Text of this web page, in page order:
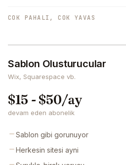
COK PAHALI, COK YAVAS
Sablon Olusturucular
Wix, Squarespace vb.
$15 - $50/ay
devam eden abonelik
Sablon gibi gorunuyor
Herkesin sitesi ayni